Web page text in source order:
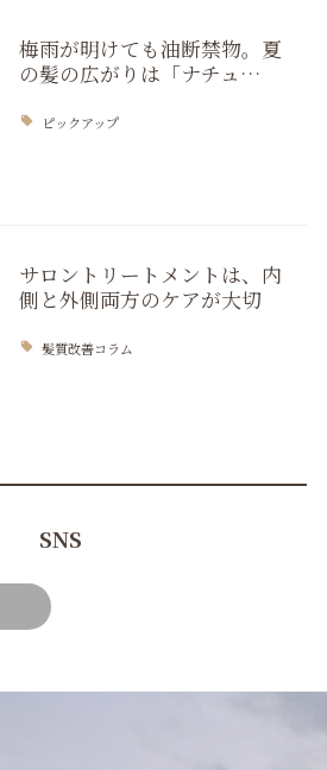
梅雨が明けても油断禁物。夏
の髪の広がりは「ナチュ…
ピックアップ
サロントリートメントは、内
側と外側両方のケアが大切
髪質改善コラム
SNS